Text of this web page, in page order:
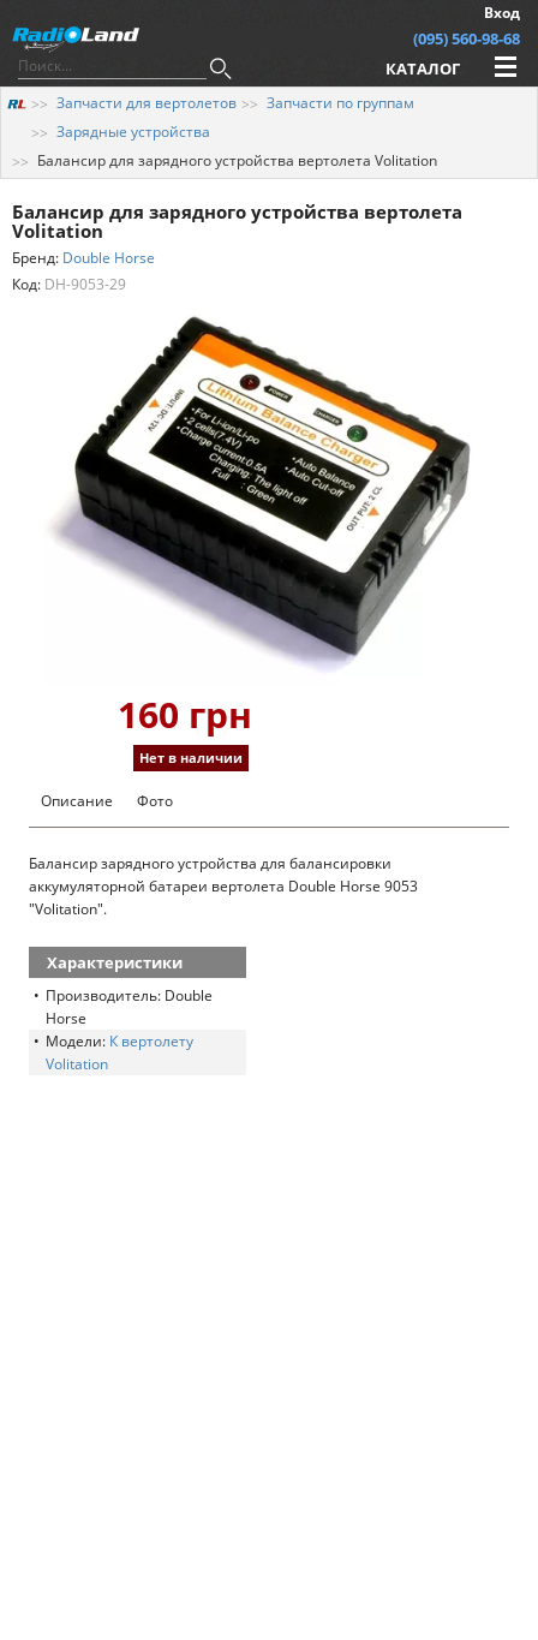
Вход
(095) 560-98-68
КАТАЛОГ
Запчасти для вертолетов
Запчасти по группам
Зарядные устройства
Балансир для зарядного устройства вертолета Volitation
Балансир для зарядного устройства вертолета
Volitation
Бренд: Double Horse
Код: DH-9053-29
160 грн
Нет в наличии
Описание Фото
Балансир зарядного устройства для балансировки
аккумуляторной батареи вертолета Double Horse 9053
"Volitation".
Характеристики
Производитель: Double
Horse
Модели: К вертолету
Volitation